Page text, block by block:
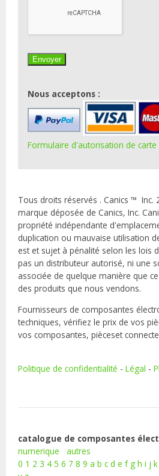
Nous acceptons :
Formulaire d'autorisation de carte
Tous droits réservés . Canics ™ Inc.
marque déposée de Canics, Inc.
propriété indépendante
duplication ou mauvaise utilisation
est et sujet à pénalité selon les lois
pas un distributeur autorisé, ni une
associée de quelque manière que
des produits que nous vendons.
Fournisseurs de composantes
techniques, vérifiez le prix de vos
vos composantes, pièceset
Politique de confidentialité - Légal -
catalogue de composantes
numerique
autres
0 1 2 3 4 5 6 7 8 9 a b c d e f g h i j k